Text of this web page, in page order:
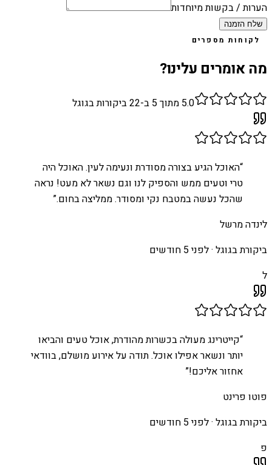
הערות / בקשות מיוחדות
שלח הזמנה
לקוחות מספרים
מה אומרים עלינו?
5.0 מתוך 5 ב- 22ביקורות בגוגל
“האוכל הגיע בצורה מסודרת ונעימה לעין. האוכל היה
טרי וטעים ממש והספיק לנו וגם נשאר לא מעט! נראה
שהכל נעשה במטבח נקי ומסודר. ממליצה בחום.”
לינדה מרשל
ביקורת בגוגל ·לפני 5 חודשים
ל
“קייטרינג מעולה בכשרות מהודרת, אוכל טעים והביאו
יותר ונשאר אפילו אוכל. תודה על אירוע מושלם, בוודאי
אחזור אליכם!”
פוטו פרינט
ביקורת בגוגל ·לפני 5 חודשים
פ